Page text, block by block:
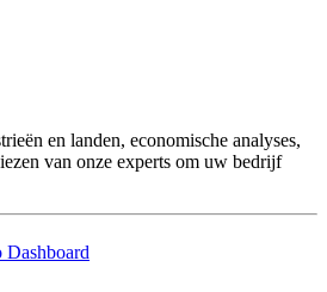
en landen, economische analyses,
van onze experts om uw bedrijf
Dashboard